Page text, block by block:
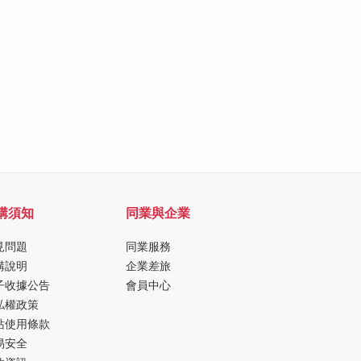
須知
問題
說明
收據公告
權政策
使用條款
安全
同業與企業
同業服務
企業差旅
會員中心